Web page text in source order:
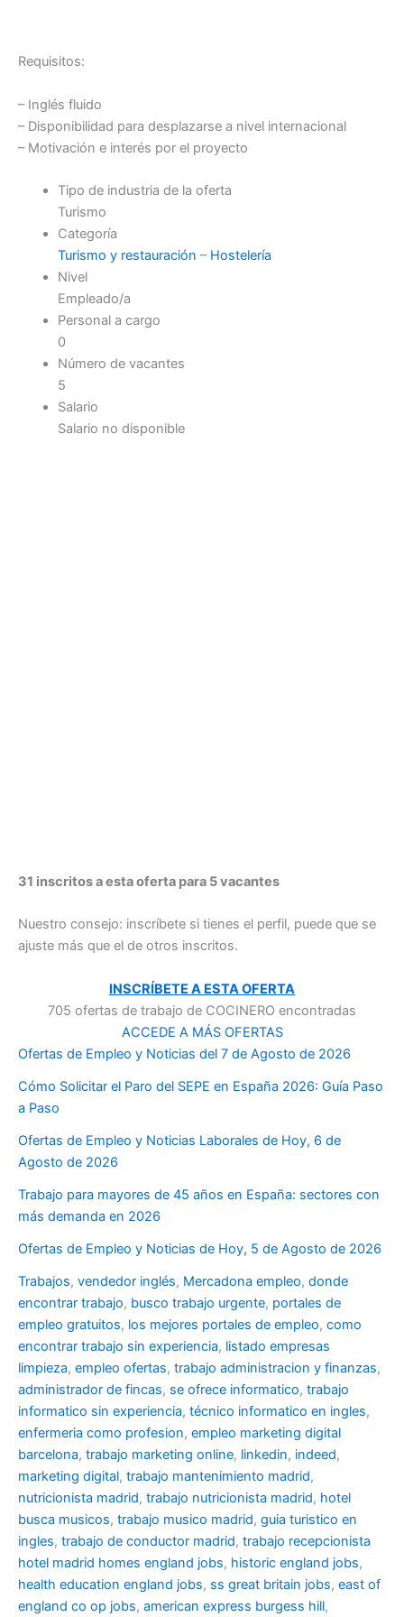
Requisitos:
– Inglés fluido
– Disponibilidad para desplazarse a nivel internacional
– Motivación e interés por el proyecto
Tipo de industria de la oferta
Turismo
Categoría
Turismo y restauración – Hostelería
Nivel
Empleado/a
Personal a cargo
0
Número de vacantes
5
Salario
Salario no disponible
31 inscritos a esta oferta para 5 vacantes
Nuestro consejo: inscríbete si tienes el perfil, puede que se
ajuste más que el de otros inscritos.
INSCRÍBETE A ESTA OFERTA
705 ofertas de trabajo de COCINERO encontradas
ACCEDE A MÁS OFERTAS
Ofertas de Empleo y Noticias del 7 de Agosto de 2026
Cómo Solicitar el Paro del SEPE en España 2026: Guía Paso
a Paso
Ofertas de Empleo y Noticias Laborales de Hoy, 6 de
Agosto de 2026
Trabajo para mayores de 45 años en España: sectores con
más demanda en 2026
Ofertas de Empleo y Noticias de Hoy, 5 de Agosto de 2026
Trabajos, vendedor inglés, Mercadona empleo, donde
encontrar trabajo, busco trabajo urgente, portales de
empleo gratuitos, los mejores portales de empleo, como
encontrar trabajo sin experiencia, listado empresas
limpieza, empleo ofertas, trabajo administracion y finanzas,
administrador de fincas, se ofrece informatico, trabajo
informatico sin experiencia, técnico informatico en ingles,
enfermeria como profesion, empleo marketing digital
barcelona, trabajo marketing online, linkedin, indeed,
marketing digital, trabajo mantenimiento madrid,
nutricionista madrid, trabajo nutricionista madrid, hotel
busca musicos, trabajo musico madrid, guia turistico en
ingles, trabajo de conductor madrid, trabajo recepcionista
hotel madrid homes england jobs, historic england jobs,
health education england jobs, ss great britain jobs, east of
england co op jobs, american express burgess hill,